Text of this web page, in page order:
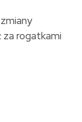
rogatkami